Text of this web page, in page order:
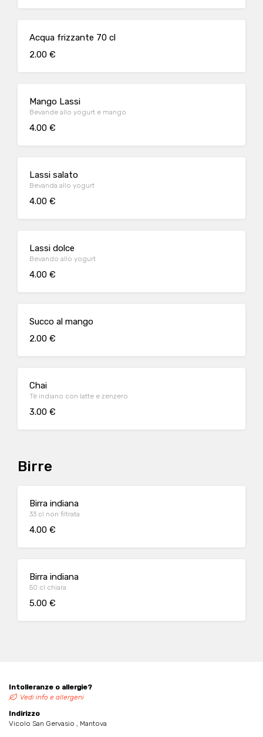
Acqua frizzante 70 cl
2.00 €
Mango Lassi
Bevande allo yogurt e mango
4.00 €
Lassi salato
Bevanda allo yogurt
4.00 €
Lassi dolce
Bevando allo yogurt
4.00 €
Succo al mango
2.00 €
Chai
Tè indiano con latte e zenzero
3.00 €
Birre
Birra indiana
33 cl non filtrata
4.00 €
Birra indiana
50 cl chiara
5.00 €
Intolleranze o allergie?
Vedi info e allergeni
Indirizzo
Vicolo San Gervasio , Mantova